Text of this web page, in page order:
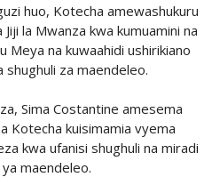
huo, Kotecha amewashukuru
la Mwanza kwa kumuamini na
Meya na kuwaahidi ushirikiano
za maendeleo.
Sima Costantine amesema
Kotecha kuisimamia vyema
kwa ufanisi shughuli na miradi
maendeleo.